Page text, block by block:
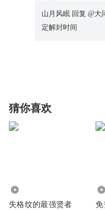
山月风眠 回复 @大
定解封时间
猜你喜欢
失格纹的最强贤者
免